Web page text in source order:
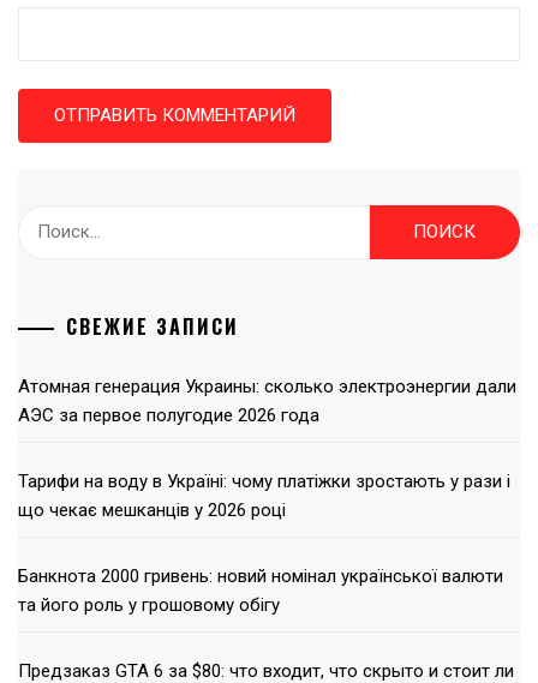
Найти:
СВЕЖИЕ ЗАПИСИ
Атомная генерация Украины: сколько электроэнергии дали
АЭС за первое полугодие 2026 года
Тарифи на воду в Україні: чому платіжки зростають у рази і
що чекає мешканців у 2026 році
Банкнота 2000 гривень: новий номінал української валюти
та його роль у грошовому обігу
Предзаказ GTA 6 за $80: что входит, что скрыто и стоит ли